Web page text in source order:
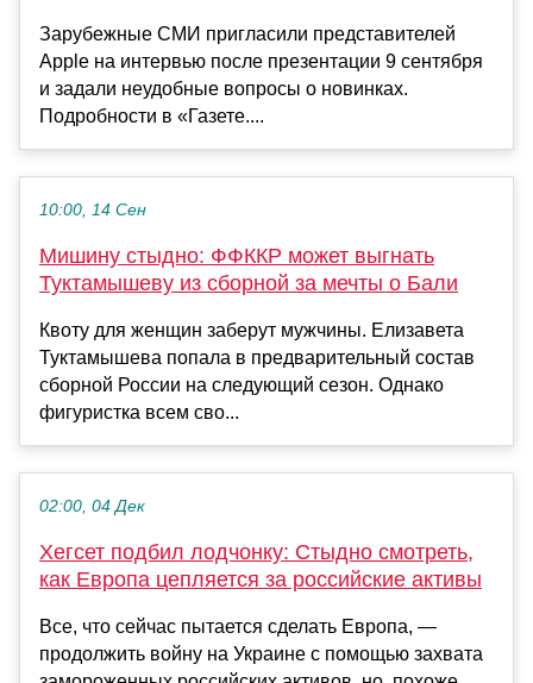
Зарубежные СМИ пригласили представителей
Apple на интервью после презентации 9 сентября
и задали неудобные вопросы о новинках.
Подробности в «Газете....
10:00, 14 Сен
Мишину стыдно: ФФККР может выгнать
Туктамышеву из сборной за мечты о Бали
Квоту для женщин заберут мужчины. Елизавета
Туктамышева попала в предварительный состав
сборной России на следующий сезон. Однако
фигуристка всем сво...
02:00, 04 Дек
Хегсет подбил лодчонку: Стыдно смотреть,
как Европа цепляется за российские активы
Все, что сейчас пытается сделать Европа, —
продолжить войну на Украине с помощью захвата